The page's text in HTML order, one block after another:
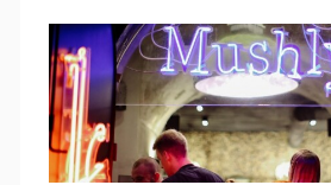
Email
Пароль